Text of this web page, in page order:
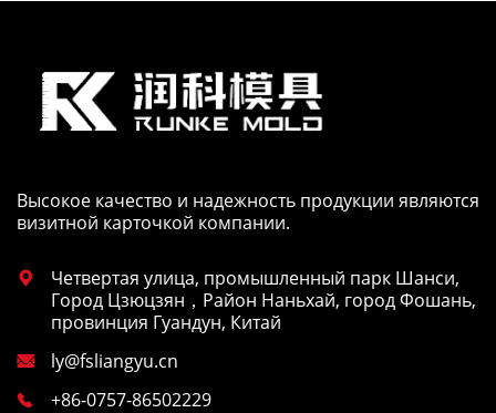
Высокое качество и надежность продукции являются
визитной карточкой компании.

Четвертая улица, промышленный парк Шанси,
Город Цзюцзян，Район Наньхай, город Фошань,
провинция Гуандун, Китай
 ly@fsliangyu.cn
 +86-0757-86502229